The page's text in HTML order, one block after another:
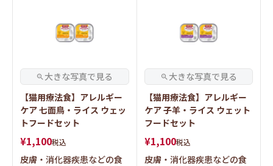
【猫用療法食】アレルギー
ケア 七面鳥・ライス ウェッ
トフードセット
¥1,100税込
皮膚・消化器疾患などの食
【猫用療法食】アレルギー
ケア 子羊・ライス ウェット
フードセット
¥1,100税込
皮膚・消化器疾患などの食